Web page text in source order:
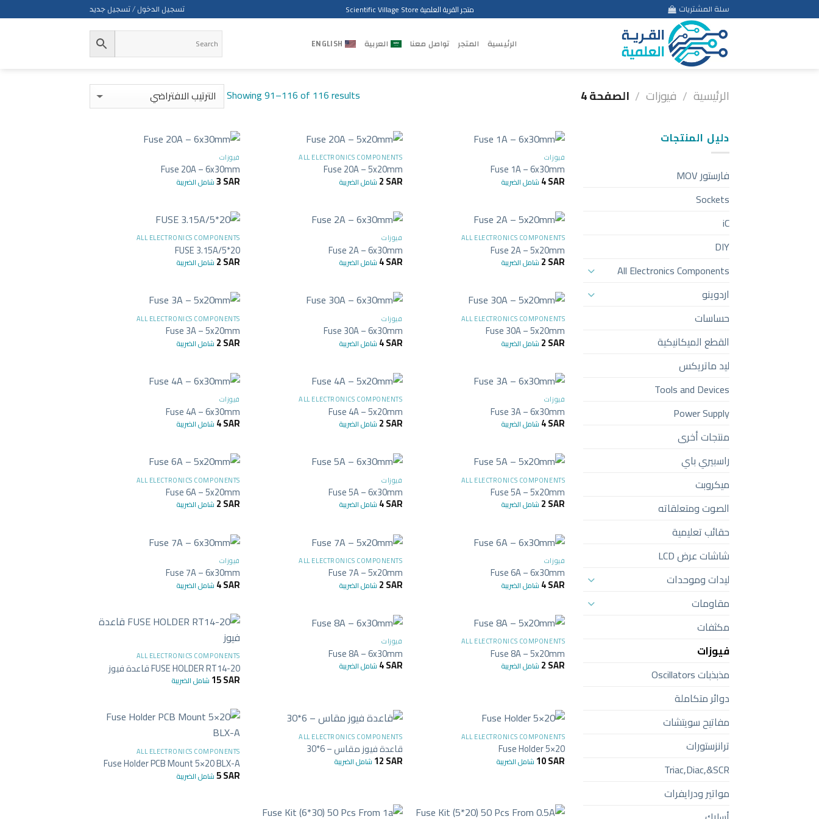
to
سلة المشتريات متجر القرية العلمية Scientific Village Store تسجيل الدخول / تسجيل جديد
الرئيسية المتجر تواصل معنا العربية ENGLISH
الرئيسية / فيوزات / الصفحة 4 Showing 91–116 of 116 results
دليل المنتجات
فارستور MOV
Sockets
iC
DIY
All Electronics Components
اردوينو
حساسات
القطع الميكانيكية
ليد ماتريكس
Tools and Devices
Power Supply
منتجات أخرى
راسبيري باي
ميكروبت
الصوت ومتعلقاته
حقائب تعليمية
شاشات عرض LCD
ليدات وموحدات
مقاومات
مكثفات
فيوزات
مذبذبات Oscillators
دوائر متكاملة
مفاتيح سويتشات
ترانزستورات
Triac,Diac,&SCR
مواتير ودرايفرات
فيوزات
Fuse 1A – 6x30mm
4SAR شامل الضريبة
ALL ELECTRONICS COMPONENTS
Fuse 20A – 5x20mm
2SAR شامل الضريبة
فيوزات
Fuse 20A – 6x30mm
3SAR شامل الضريبة
ALL ELECTRONICS COMPONENTS
Fuse 2A – 5x20mm
2SAR شامل الضريبة
فيوزات
Fuse 2A – 6x30mm
4SAR شامل الضريبة
ALL ELECTRONICS COMPONENTS
FUSE 3.15A/5*20
2SAR شامل الضريبة
ALL ELECTRONICS COMPONENTS
Fuse 30A – 5x20mm
2SAR شامل الضريبة
فيوزات
Fuse 30A – 6x30mm
4SAR شامل الضريبة
ALL ELECTRONICS COMPONENTS
Fuse 3A – 5x20mm
2SAR شامل الضريبة
فيوزات
Fuse 3A – 6x30mm
4SAR شامل الضريبة
ALL ELECTRONICS COMPONENTS
Fuse 4A – 5x20mm
2SAR شامل الضريبة
فيوزات
Fuse 4A – 6x30mm
4SAR شامل الضريبة
ALL ELECTRONICS COMPONENTS
Fuse 5A – 5x20mm
2SAR شامل الضريبة
فيوزات
Fuse 5A – 6x30mm
4SAR شامل الضريبة
ALL ELECTRONICS COMPONENTS
Fuse 6A – 5x20mm
2SAR شامل الضريبة
فيوزات
Fuse 6A – 6x30mm
4SAR شامل الضريبة
ALL ELECTRONICS COMPONENTS
Fuse 7A – 5x20mm
2SAR شامل الضريبة
فيوزات
Fuse 7A – 6x30mm
4SAR شامل الضريبة
ALL ELECTRONICS COMPONENTS
Fuse 8A – 5x20mm
2SAR شامل الضريبة
فيوزات
Fuse 8A – 6x30mm
4SAR شامل الضريبة
ALL ELECTRONICS COMPONENTS
FUSE HOLDER RT14-20 قاعدة فيوز
15SAR شامل الضريبة
ALL ELECTRONICS COMPONENTS
Fuse Holder 5×20
10SAR شامل الضريبة
ALL ELECTRONICS COMPONENTS
قاعدة فيوز مقاس – 6*30
12SAR شامل الضريبة
ALL ELECTRONICS COMPONENTS
Fuse Holder PCB Mount 5×20 BLX-A
5SAR شامل الضريبة